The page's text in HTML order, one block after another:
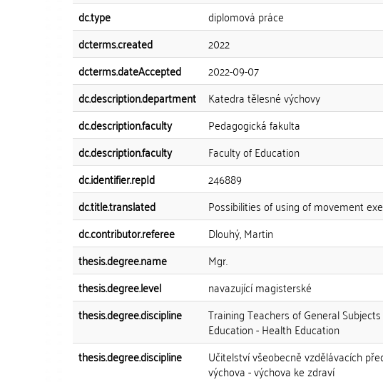
dc.type
diplomová práce
dcterms.created
2022
dcterms.dateAccepted
2022-09-07
dc.description.department
Katedra tělesné výchovy
dc.description.faculty
Pedagogická fakulta
dc.description.faculty
Faculty of Education
dc.identifier.repId
246889
dc.title.translated
Possibilities of using of movement
dc.contributor.referee
Dlouhý, Martin
thesis.degree.name
Mgr.
thesis.degree.level
navazující magisterské
thesis.degree.discipline
Training Teachers of General
Education - Health Education
thesis.degree.discipline Učitelství všeobecně vzdělávacích
výchova - výchova ke zdraví